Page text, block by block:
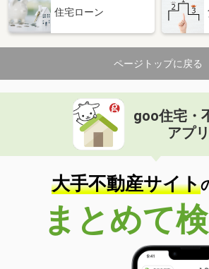
住宅ローン
ページトップに戻る
goo住宅・
アプリ
大手不動産サイト
まとめて検